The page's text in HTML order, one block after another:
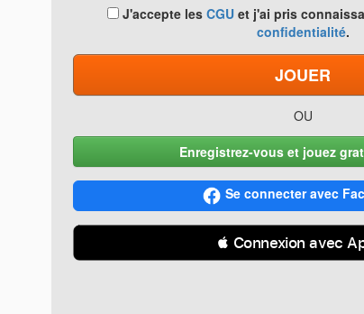
J'accepte les CGU et j'ai pris
confidentialité.
JOUER
OU
Enregistrez-vous et jouez
Se connecter avec
 Connexion avec